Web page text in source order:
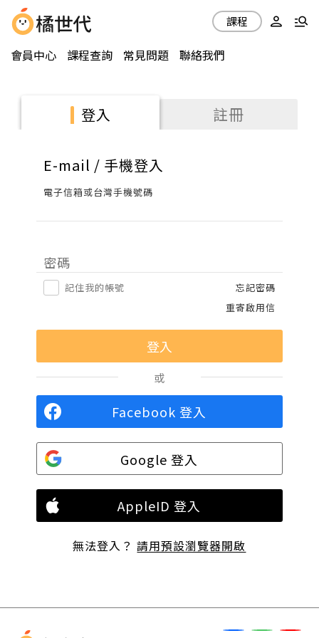
會員中心 課程查詢 常見問題 聯絡我們
課程
登入 註冊
E-mail / 手機登入
電子信箱或台灣手機號碼
密碼
記住我的帳號
忘記密碼
重寄啟用信
或
Facebook 登入
Google 登入
AppleID 登入
無法登入？請用預設瀏覽器開啟